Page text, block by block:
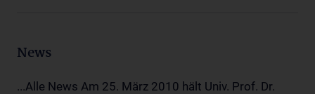
News
...Alle News Am 25. März 2010 hält Univ. Prof. Dr.